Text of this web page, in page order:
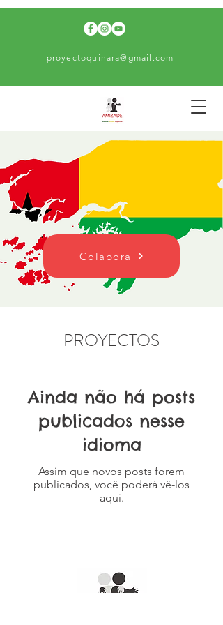
proyectoquinara@gmail.com
Colabora
PROYECTOS
Ainda não há posts
publicados nesse
idioma
Assim que novos posts forem
publicados, você poderá vê-los
aqui.